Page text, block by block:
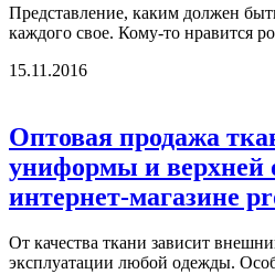
Представление, каким должен
каждого свое. Кому-то нравится
15.11.2016
Оптовая продажа
униформы и верхней
интернет-магазине
От качества ткани зависит
эксплуатации любой одежды.